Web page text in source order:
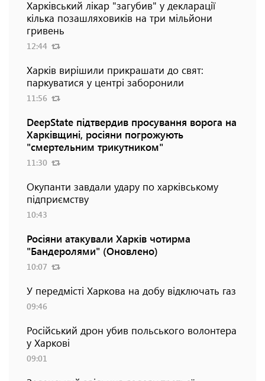
Харківський лікар "загубив" у декларації
кілька позашляховиків на три мільйони
гривень
12:44
Харків вирішили прикрашати до свят:
паркуватися у центрі заборонили
11:56
DeepState підтвердив просування ворога на
Харківщині, росіяни погрожують
"смертельним трикутником"
11:30
Окупанти завдали удару по харківському
підприємству
10:43
Росіяни атакували Харків чотирма
"Бандеролями" (Оновлено)
10:07
У передмісті Харкова на добу відключать газ
09:46
Російський дрон убив польського волонтера
у Харкові
09:01